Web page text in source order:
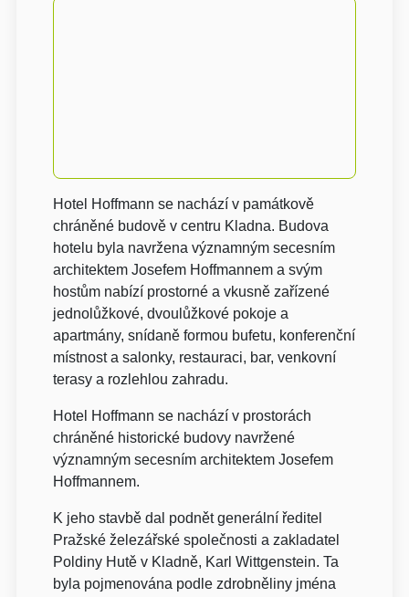
Hotel Hoffmann se nachází v památkově
chráněné budově v centru Kladna. Budova
hotelu byla navržena významným secesním
architektem Josefem Hoffmannem a svým
hostům nabízí prostorné a vkusně zařízené
jednolůžkové, dvoulůžkové pokoje a
apartmány, snídaně formou bufetu, konferenční
místnost a salonky, restauraci, bar, venkovní
terasy a rozlehlou zahradu.
Hotel Hoffmann se nachází v prostorách
chráněné historické budovy navržené
významným secesním architektem Josefem
Hoffmannem.
K jeho stavbě dal podnět generální ředitel
Pražské železářské společnosti a zakladatel
Poldiny Hutě v Kladně, Karl Wittgenstein. Ta
byla pojmenována podle zdrobněliny jména